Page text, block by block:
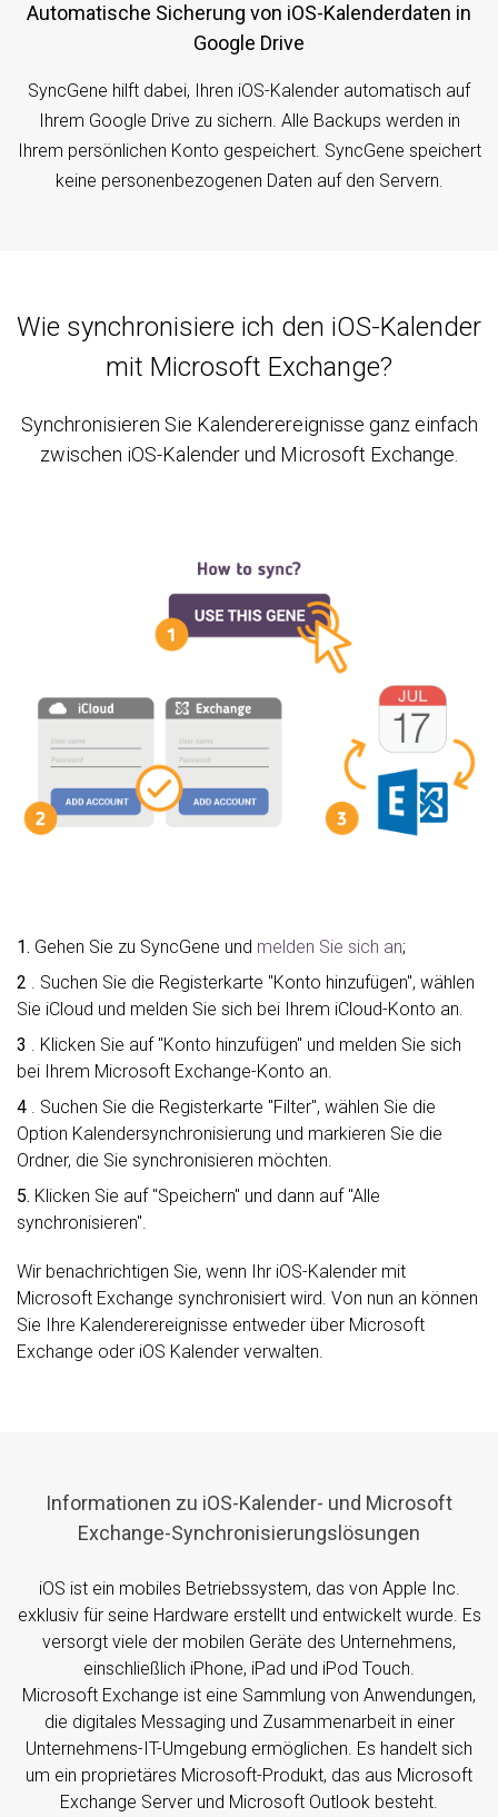
Automatische Sicherung von iOS-Kalenderdaten in
Google Drive
SyncGene hilft dabei, Ihren iOS-Kalender automatisch auf
Ihrem Google Drive zu sichern. Alle Backups werden in
Ihrem persönlichen Konto gespeichert. SyncGene speichert
keine personenbezogenen Daten auf den Servern.
Wie synchronisiere ich den iOS-Kalender
mit Microsoft Exchange?
Synchronisieren Sie Kalenderereignisse ganz einfach
zwischen iOS-Kalender und Microsoft Exchange.
1. Gehen Sie zu SyncGene und melden Sie sich an;
2 . Suchen Sie die Registerkarte "Konto hinzufügen", wählen
Sie iCloud und melden Sie sich bei Ihrem iCloud-Konto an.
3 . Klicken Sie auf "Konto hinzufügen" und melden Sie sich
bei Ihrem Microsoft Exchange-Konto an.
4 . Suchen Sie die Registerkarte "Filter", wählen Sie die
Option Kalendersynchronisierung und markieren Sie die
Ordner, die Sie synchronisieren möchten.
5. Klicken Sie auf "Speichern" und dann auf "Alle
synchronisieren".
Wir benachrichtigen Sie, wenn Ihr iOS-Kalender mit
Microsoft Exchange synchronisiert wird. Von nun an können
Sie Ihre Kalenderereignisse entweder über Microsoft
Exchange oder iOS Kalender verwalten.
Informationen zu iOS-Kalender- und Microsoft
Exchange-Synchronisierungslösungen
iOS ist ein mobiles Betriebssystem, das von Apple Inc.
exklusiv für seine Hardware erstellt und entwickelt wurde. Es
versorgt viele der mobilen Geräte des Unternehmens,
einschließlich iPhone, iPad und iPod Touch.
Microsoft Exchange ist eine Sammlung von Anwendungen,
die digitales Messaging und Zusammenarbeit in einer
Unternehmens-IT-Umgebung ermöglichen. Es handelt sich
um ein proprietäres Microsoft-Produkt, das aus Microsoft
Exchange Server und Microsoft Outlook besteht.